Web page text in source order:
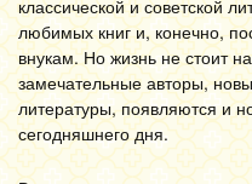
классической и советской
любимых книг и, конечно,
внукам. Но жизнь не стоит
замечательные авторы,
литературы, появляются и
сегодняшнего дня.